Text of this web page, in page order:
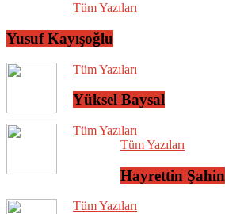
Tüm Yazıları
Yusuf Kayışoğlu
Tüm Yazıları
Yüksel Baysal
Tüm Yazıları
Tüm Yazıları
Hayrettin Şahin
Tüm Yazıları